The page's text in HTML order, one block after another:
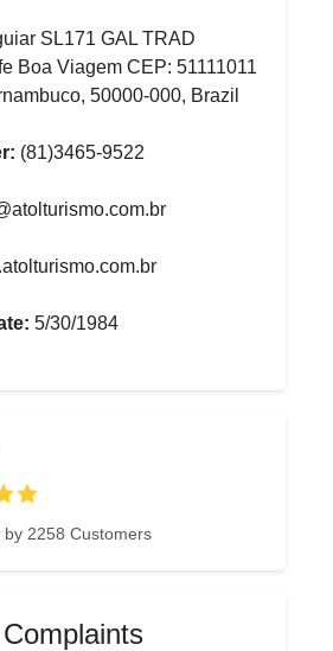
SL171 GAL TRAD
Boa Viagem CEP: 51111011
50000-000, Brazil
(81)3465-9522
5/30/1984
by 2258 Customers